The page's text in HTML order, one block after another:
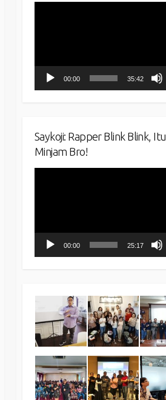
00:00 35:42
Saykoji: Rapper Blink Blink, Itu
Minjam Bro!
00:00 25:17